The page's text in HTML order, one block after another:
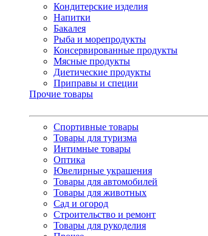
Кондитерские изделия
Напитки
Бакалея
Рыба и морепродукты
Консервированные продукты
Мясные продукты
Диетические продукты
Приправы и специи
Прочие товары
Спортивные товары
Товары для туризма
Интимные товары
Оптика
Ювелирные украшения
Товары для автомобилей
Товары для животных
Сад и огород
Строительство и ремонт
Товары для рукоделия